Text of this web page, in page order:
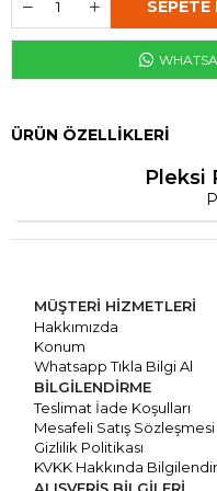
ÜRÜN ÖZELLIKLERI
Pleksi
MÜŞTERİ HİZMETLERİ
Hakkımızda
Konum
Whatsapp Tıkla Bilgi Al
BİLGİLENDİRME
Teslimat İade Koşulları
Mesafeli Satış Sözleşmesi
Gizlilik Politikası
KVKK Hakkında